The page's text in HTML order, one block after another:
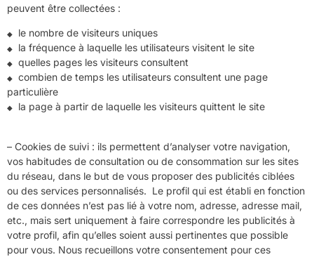
peuvent être collectées :
le nombre de visiteurs uniques
la fréquence à laquelle les utilisateurs visitent le site
quelles pages les visiteurs consultent
combien de temps les utilisateurs consultent une page
particulière
la page à partir de laquelle les visiteurs quittent le site
– Cookies de suivi : ils permettent d’analyser votre navigation,
vos habitudes de consultation ou de consommation sur les sites
du réseau, dans le but de vous proposer des publicités ciblées
ou des services personnalisés. Le profil qui est établi en fonction
de ces données n’est pas lié à votre nom, adresse, adresse mail,
etc., mais sert uniquement à faire correspondre les publicités à
votre profil, afin qu’elles soient aussi pertinentes que possible
pour vous. Nous recueillons votre consentement pour ces